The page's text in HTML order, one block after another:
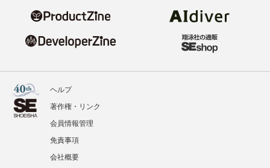
ヘルプ
著作権・リンク
会員情報管理
免責事項
会社概要